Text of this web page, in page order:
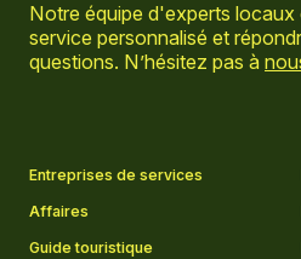
Notre équipe d'experts
service personnalisé et
questions. N’hésitez pas à
Entreprises de services
Affaires
Guide touristique